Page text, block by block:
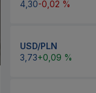
4,30-0,02 %
USD/PLN
3,73+0,09 %